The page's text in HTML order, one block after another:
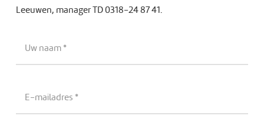
Leeuwen, manager TD 0318-24 87 41.